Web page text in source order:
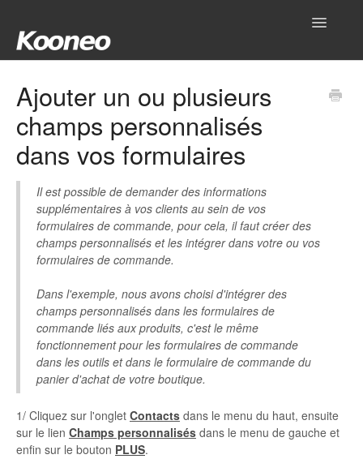
Toggle
Produits
Gestionnaire
Outils
Hub
Mon compte
Autres
Ajouter un ou plusieurs
champs personnalisés
dans vos formulaires
Il est possible de demander des informations
supplémentaires à vos clients au sein de vos
formulaires de commande, pour cela, il faut créer des
champs personnalisés et les intégrer dans votre ou vos
formulaires de commande.
Dans l'exemple, nous avons choisi d'intégrer des
champs personnalisés dans les formulaires de
commande liés aux produits, c'est le même
fonctionnement pour les formulaires de commande
dans les outils et dans le formulaire de commande du
panier d'achat de votre boutique.
1/ Cliquez sur l'onglet Contacts dans le menu du haut, ensuite
sur le lien Champs personnalisés dans le menu de gauche et
enfin sur le bouton PLUS.